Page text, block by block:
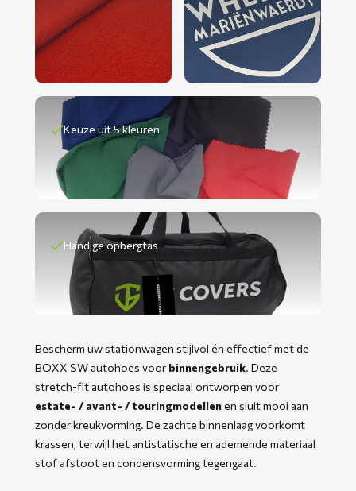
Keuze uit 5 kleuren
Handige opbergtas
Bescherm uw stationwagen stijlvol én effectief met de
BOXX SW autohoes voor binnengebruik. Deze
stretch-fit autohoes is speciaal ontworpen voor
estate- / avant- / touringmodellenen sluit mooi aan
zonder kreukvorming. De zachte binnenlaag voorkomt
krassen, terwijl het antistatische en ademende materiaal
stof afstoot en condensvorming tegengaat.